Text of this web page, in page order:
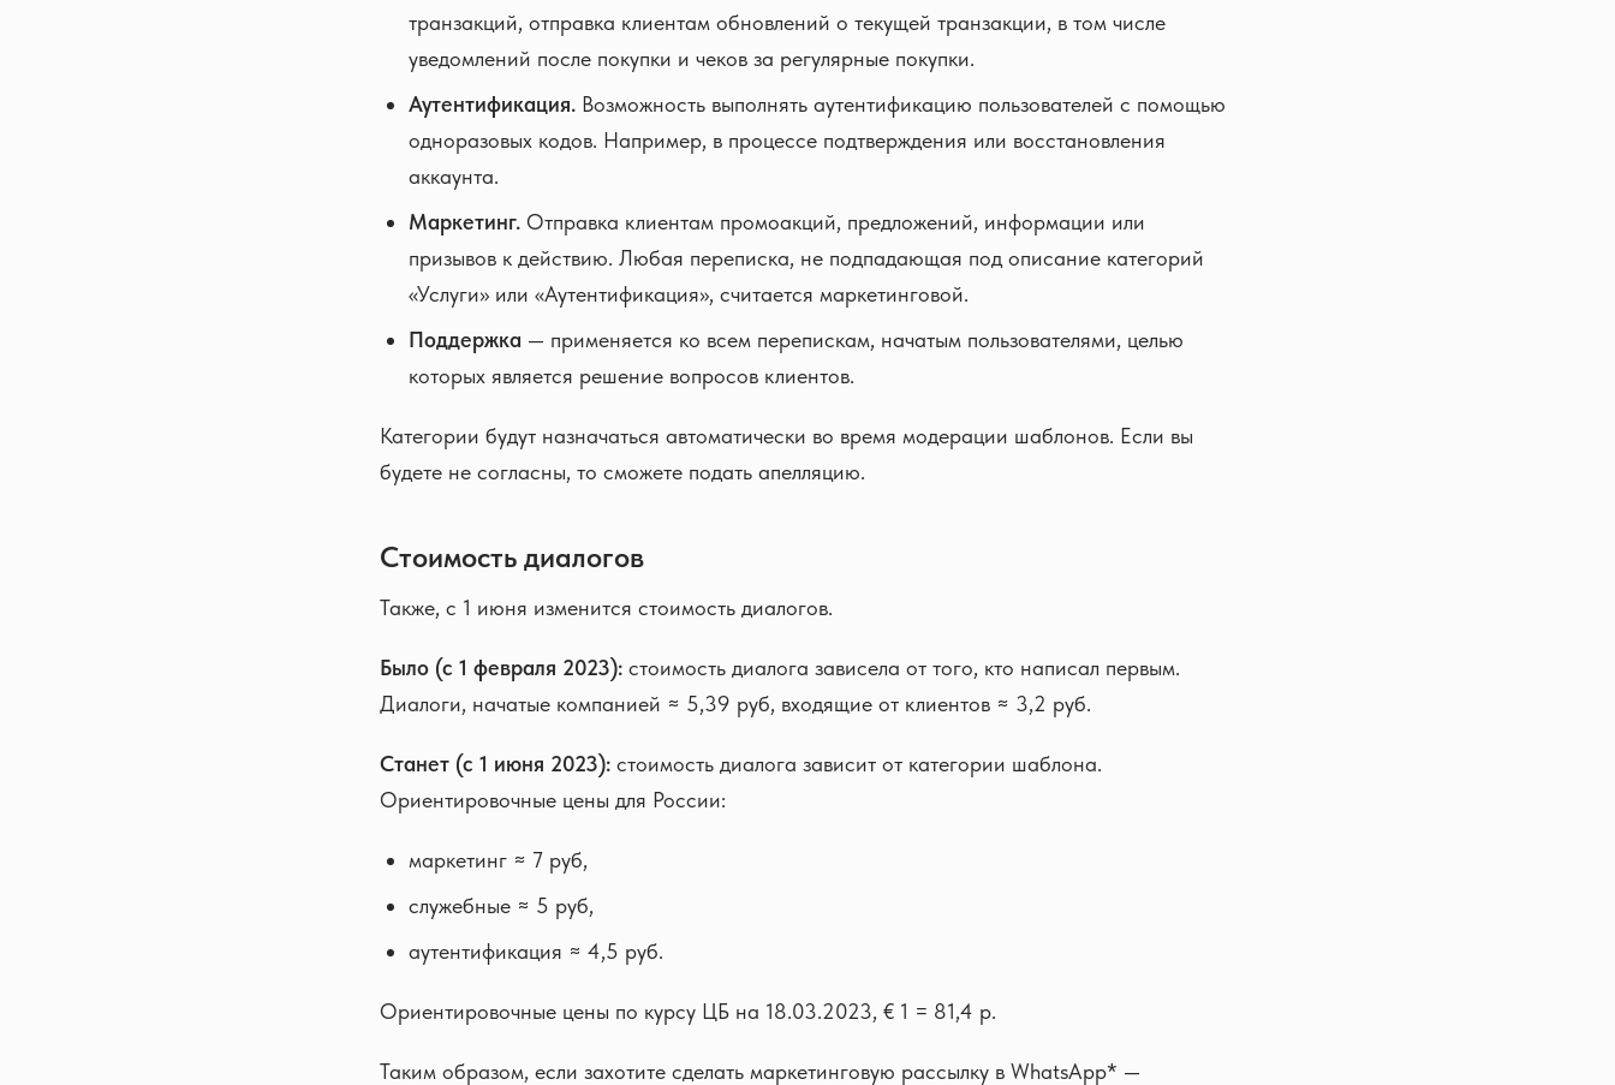
транзакций, отправка клиентам обновлений о текущей транзакции, в том числе
уведомлений после покупки и чеков за регулярные покупки.
Аутентификация. Возможность выполнять аутентификацию пользователей с помощью
одноразовых кодов. Например, в процессе подтверждения или восстановления
аккаунта.
Маркетинг. Отправка клиентам промоакций, предложений, информации или
призывов к действию. Любая переписка, не подпадающая под описание категорий
«Услуги» или «Аутентификация», считается маркетинговой.
Поддержка — применяется ко всем перепискам, начатым пользователями, целью
которых является решение вопросов клиентов.
Категории будут назначаться автоматически во время модерации шаблонов. Если вы
будете не согласны, то сможете подать апелляцию.
Стоимость диалогов
Также, с 1 июня изменится стоимость диалогов.
Было (с 1 февраля 2023): стоимость диалога зависела от того, кто написал первым.
Диалоги, начатые компанией ≈ 5,39 руб, входящие от клиентов ≈ 3,2 руб.
Станет (с 1 июня 2023): стоимость диалога зависит от категории шаблона.
Ориентировочные цены для России:
маркетинг ≈ 7 руб,
служебные ≈ 5 руб,
аутентификация ≈ 4,5 руб.
Ориентировочные цены по курсу ЦБ на 18.03.2023, € 1 = 81,4 р.
Таким образом, если захотите сделать маркетинговую рассылку в WhatsApp* —